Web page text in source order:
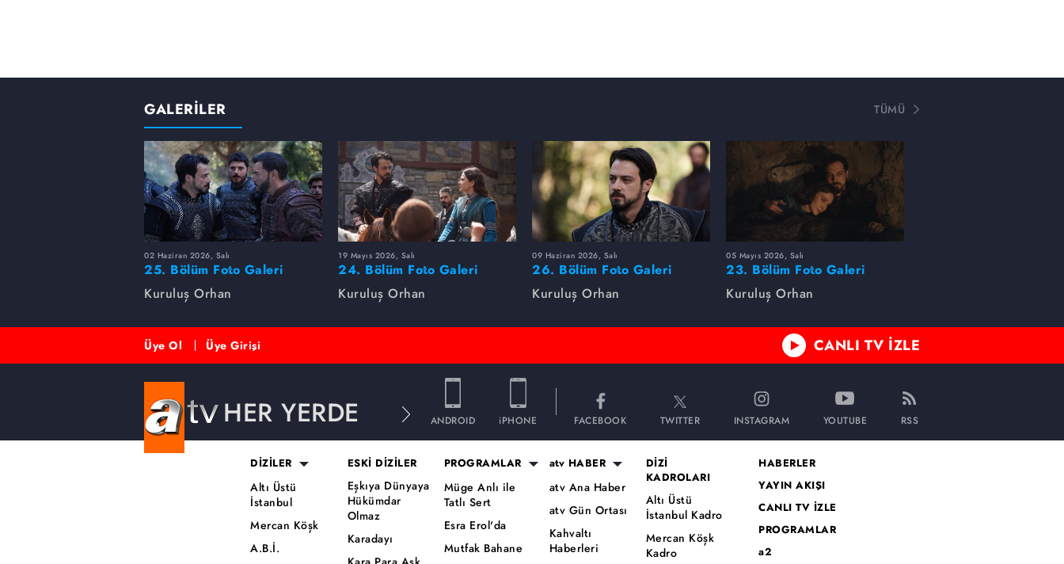
GALERİLER TÜMÜ
02 Haziran 2026, Salı
25. Bölüm Foto Galeri
Kuruluş Orhan
19 Mayıs 2026, Salı
24. Bölüm Foto Galeri
Kuruluş Orhan
09 Haziran 2026, Salı
26. Bölüm Foto Galeri
Kuruluş Orhan
05 Mayıs 2026, Salı
23. Bölüm Foto Galeri
Kuruluş Orhan
Üye Ol Üye Girişi CANLI TV İZLE
HER YERDE ANDROID iPHONE FACEBOOK TWITTER INSTAGRAM YOUTUBE RSS
DİZİLER
Altı Üstü
İstanbul
Mercan Köşk
A.B.İ.
ESKİ DİZİLER
Eşkıya Dünyaya
Hükümdar
Olmaz
Karadayı
PROGRAMLAR
Müge Anlı ile
Tatlı Sert
Esra Erol'da
Mutfak Bahane
atv HABER
atv Ana Haber
atv Gün Ortası
Kahvaltı
Haberleri
DİZİ
KADROLARI
Altı Üstü
İstanbul Kadro
Mercan Köşk
Kadro
HABERLER
YAYIN AKIŞI
CANLI TV İZLE
PROGRAMLAR
a2